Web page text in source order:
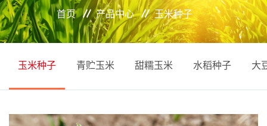
关于东亚
新闻中心
首页 产品中心 玉米种子
玉米种子 青贮玉米 甜糯玉米 水稻种子 大